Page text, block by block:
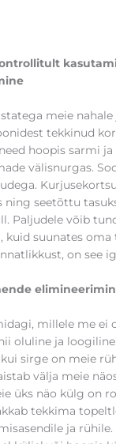
meie nahale
tekkinud
hoopis sarmi ja
välisnurgas.
ning seetõttu
Paljudele võib
suunates oma
on see
millele me ei
oluline ja
sirge on meie
välja meie
üks näo külg on
tekkima
ja rühile.